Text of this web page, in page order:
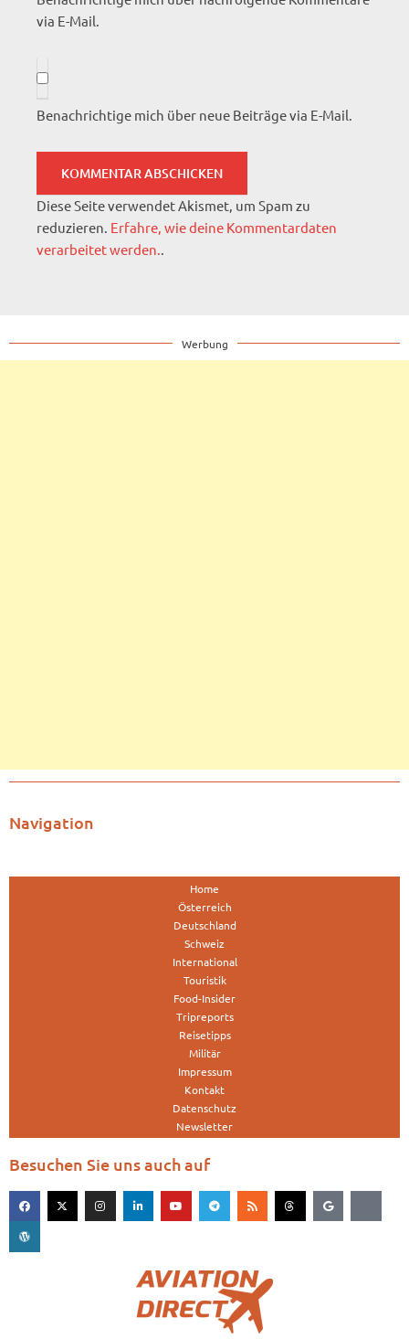
via E-Mail.
Benachrichtige mich über neue Beiträge via E-Mail.
Diese Seite verwendet Akismet, um Spam zu
reduzieren. Erfahre, wie deine Kommentardaten
verarbeitet werden..
Werbung
Navigation
Home
Österreich
Deutschland
Schweiz
International
Touristik
Food-Insider
Tripreports
Reisetipps
Militär
Impressum
Kontakt
Datenschutz
Newsletter
Besuchen Sie uns auch auf